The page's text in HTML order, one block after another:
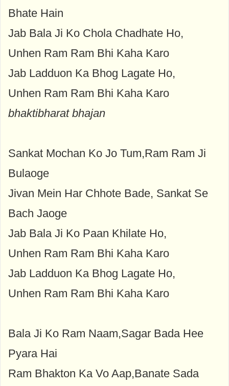
Bhate Hain
Jab Bala Ji Ko Chola Chadhate Ho,
Unhen Ram Ram Bhi Kaha Karo
Jab Ladduon Ka Bhog Lagate Ho,
Unhen Ram Ram Bhi Kaha Karo
bhaktibharat bhajan
Sankat Mochan Ko Jo Tum,Ram Ram Ji
Bulaoge
Jivan Mein Har Chhote Bade, Sankat Se
Bach Jaoge
Jab Bala Ji Ko Paan Khilate Ho,
Unhen Ram Ram Bhi Kaha Karo
Jab Ladduon Ka Bhog Lagate Ho,
Unhen Ram Ram Bhi Kaha Karo
Bala Ji Ko Ram Naam,Sagar Bada Hee
Pyara Hai
Ram Bhakton Ka Vo Aap,Banate Sada